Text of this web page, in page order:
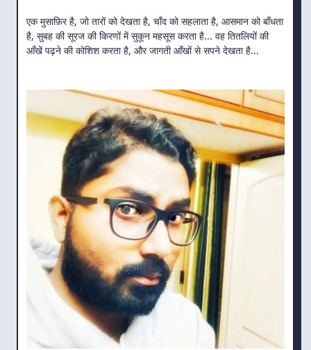
एक मुसाफ़िर है, जो तारों को देखता है, चाँद को सहलाता है, आसमान को बाँधता
है, सुबह की सूरज की किरणों में सुकून महसूस करता है... वह तितलियों की
आँखें पढ़ने की कोशिश करता है, और जागती आँखों से सपने देखता है...